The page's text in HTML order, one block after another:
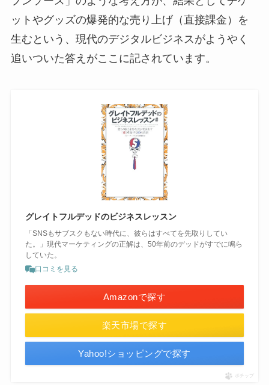
ットやグッズの爆発的な売り上げ（直接課金）を
生むという、現代のデジタルビジネスがようやく
追いついた答えがここに記されています。
グレイトフルデッドのビジネスレッスン
「SNSもサブスクもない時代に、彼らはすべてを先取りしてい
た。」現代マーケティングの正解は、50年前のデッドがすでに鳴ら
していた。
口コミを見る
Amazonで探す
楽天市場で探す
Yahoo!ショッピングで探す
ポチップ